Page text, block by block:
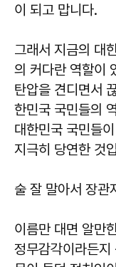
이 되고 맙니다.
그래서 지금의 대
의 커다란 역할이
탄압을 견디면서
한민국 국민들의
대한민국 국민들
지극히 당연한 것
술 잘 말아서 장관
이름만 대면 알만
정무감각이라든지